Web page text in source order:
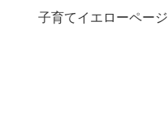
子育てイエローページ